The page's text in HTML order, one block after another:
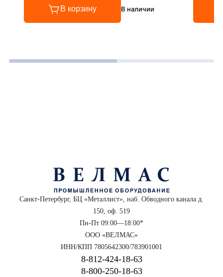
В корзину В наличии
Санкт-Петербург, БЦ «Металлист», наб. Обводного канала д.
150, оф. 519
Пн-Пт 09:00—18:00*
ООО «ВЕЛМАС»
ИНН/КПП 7805642300/783901001
8‑812‑424‑18‑63
8‑800‑250‑18‑63